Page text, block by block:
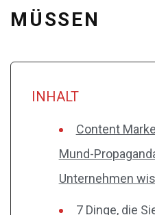
MÜSSEN
INHALT
Content
Mund-
Unternehmen
7 Dinge, die